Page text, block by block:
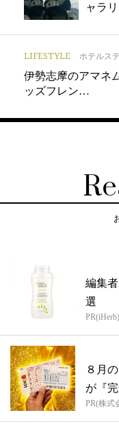
ャラ
LIFESTYLE ホテルス
伊勢志摩のアマネ
ッズフレン…
編集
選
PR(iHerb)
８月
が『
PR(株式